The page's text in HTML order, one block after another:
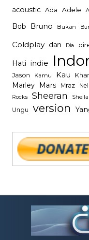
acoustic Ada Adele
Bob Bruno Bukan
Coldplay dan Dia
Hati indie
Jason Kamu Kau
Marley Mars Mraz
Rocks Sheeran Sheila
Ungu version